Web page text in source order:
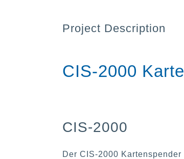
Project Description
CIS-2000
CIS-2000
Der CIS-2000